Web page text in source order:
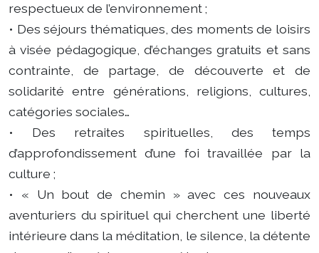
respectueux de l’environnement ;
• Des séjours thématiques, des moments de loisirs
à visée pédagogique, d’échanges gratuits et sans
contrainte, de partage, de découverte et de
solidarité entre générations, religions, cultures,
catégories sociales…
• Des retraites spirituelles, des temps
d’approfondissement d’une foi travaillée par la
culture ;
• « Un bout de chemin » avec ces nouveaux
aventuriers du spirituel qui cherchent une liberté
intérieure dans la méditation, le silence, la détente